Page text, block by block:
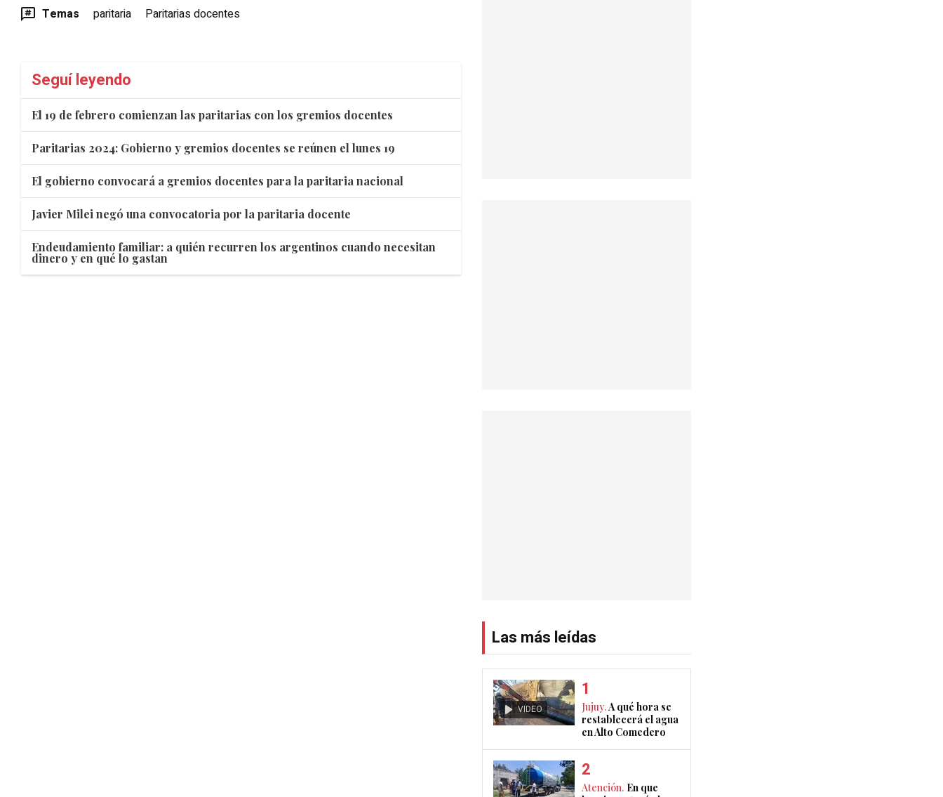
Temas paritaria Paritarias docentes
Seguí leyendo
El 19 de febrero comienzan las paritarias con los gremios docentes
Paritarias 2024: Gobierno y gremios docentes se reúnen el lunes 19
El gobierno convocará a gremios docentes para la paritaria nacional
Javier Milei negó una convocatoria por la paritaria docente
Endeudamiento familiar: a quién recurren los argentinos cuando necesitan
dinero y en qué lo gastan
Las más leídas
VIDEO Jujuy.A qué hora se
restablecerá el agua
en Alto Comedero
Atención. En que